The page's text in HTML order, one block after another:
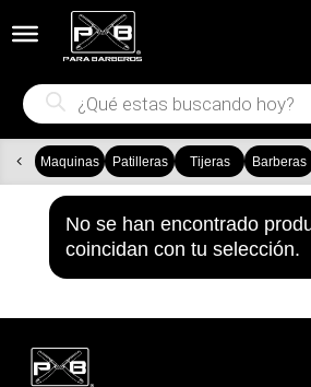
Búsqueda
de
productos
Maquinas Patilleras Tijeras Barberas
No se han encontrado
coincidan con tu selección.